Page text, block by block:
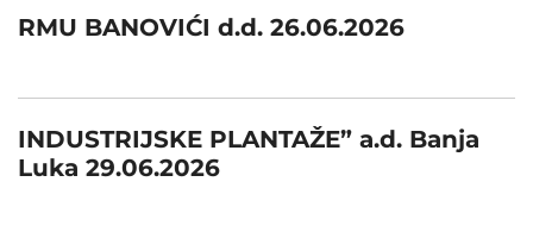
RMU BANOVIĆI d.d. 26.06.2026
INDUSTRIJSKE PLANTAŽE” a.d. Banja
Luka 29.06.2026